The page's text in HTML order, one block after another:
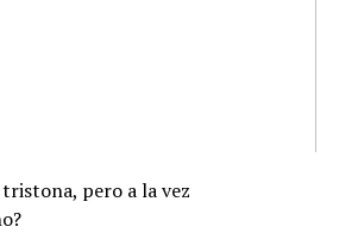
pero a la vez